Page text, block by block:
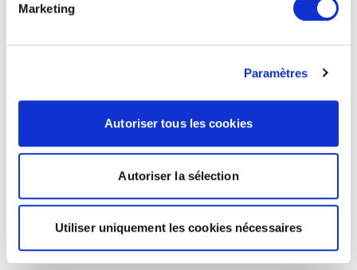
Marketing
Paramètres
Autoriser tous les cookies
Autoriser la sélection
Utiliser uniquement les cookies nécessaires